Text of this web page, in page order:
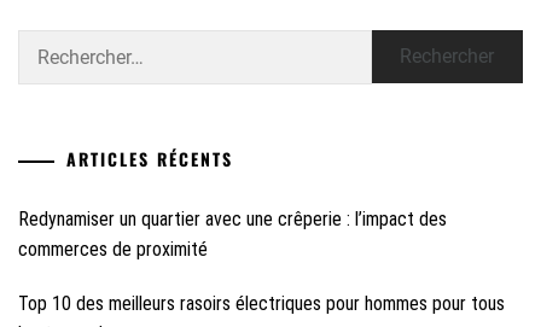
ARTICLES RÉCENTS
Redynamiser un quartier avec une crêperie : l’impact des
commerces de proximité
Top 10 des meilleurs rasoirs électriques pour hommes pour tous